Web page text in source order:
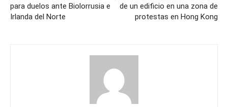
para duelos ante Biolorrusia e
Irlanda del Norte
de un edificio en una zona de
protestas en Hong Kong